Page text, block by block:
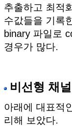
추출하고 최적
수값들을 기록
binary 파일로
경우가 많다.
비선형 채
아래에 대표적
리해 보았다.